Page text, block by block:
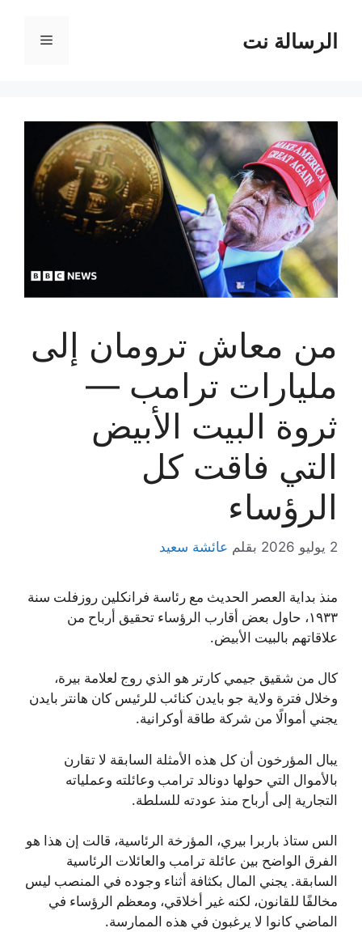
المحتوىالرسالة نت القائمة
من معاش ترومان إلى
مليارات ترامب —
ثروة البيت الأبيض
التي فاقت كل
الرؤساء
2 يوليو 2026 بقلم عائشة سعيد
منذ بداية العصر الحديث مع رئاسة فرانكلين روزفلت سنة
١٩٣٣، حاول بعض أقارب الرؤساء تحقيق أرباح من
علاقاتهم بالبيت الأبيض.
كال من شقيق جيمي كارتر هو الذي روج لعلامة بيرة،
وخلال فترة ولاية جو بايدن كنائب للرئيس كان هانتر بايدن
يجني أموالًا من شركة طاقة أوكرانية.
يبال المؤرخون أن كل هذه الأمثلة السابقة لا تقارن
بالأموال التي حولها دونالد ترامب وعائلته وعملياته
التجارية إلى أرباح منذ عودته للسلطة.
الس ستاذ باربرا بيري، المؤرخة الرئاسية، قالت إن هذا هو
الفرق الواضح بين عائلة ترامب والعائلات الرئاسية
السابقة. يجني المال بكثافة أثناء وجوده في المنصب ليس
مخالفًا للقانون، لكنه غير أخلاقي، ومعظم الرؤساء في
الماضي كانوا لا يرغبون في هذه الممارسة.